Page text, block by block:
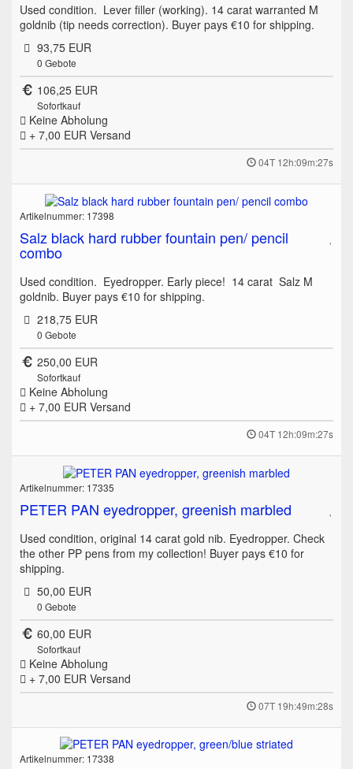
Used condition. Lever filler (working). 14 carat warranted M
goldnib (tip needs correction). Buyer pays €10 for shipping.
93,75 EUR
0 Gebote
106,25 EUR
Sofortkauf
Keine Abholung
+ 7,00 EUR Versand
04T 12h:09m:27s
Artikelnummer: 17398
Salz black hard rubber fountain pen/ pencil
combo
Used condition. Eyedropper. Early piece! 14 carat Salz M
goldnib. Buyer pays €10 for shipping.
218,75 EUR
0 Gebote
250,00 EUR
Sofortkauf
Keine Abholung
+ 7,00 EUR Versand
04T 12h:09m:27s
Artikelnummer: 17335
PETER PAN eyedropper, greenish marbled
Used condition, original 14 carat gold nib. Eyedropper. Check
the other PP pens from my collection! Buyer pays €10 for
shipping.
50,00 EUR
0 Gebote
60,00 EUR
Sofortkauf
Keine Abholung
+ 7,00 EUR Versand
07T 19h:49m:28s
Artikelnummer: 17338